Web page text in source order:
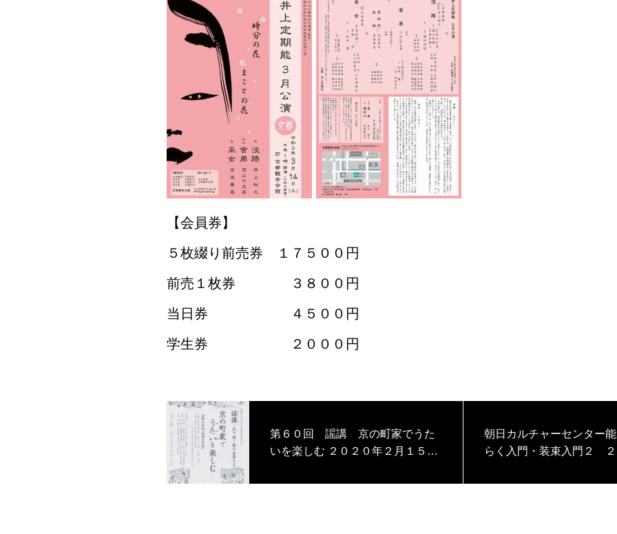
【会員券】
５枚綴り前売券 １７５００円
前売１枚券 ３８００円
当日券 ４５００円
学生券 ２０００円
第６０回 謡講 京の町家でうた
いを楽しむ ２０２０年２月１５日
朝日カルチャーセンター能
らく入門・装束入門２ ２